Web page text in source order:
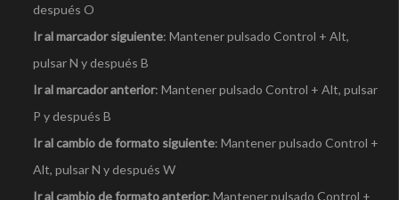
después O
Ir al marcador siguiente: Mantener pulsado Control + Alt,
pulsar N y después B
Ir al marcador anterior: Mantener pulsado Control + Alt, pulsar
P y después B
Ir al cambio de formato siguiente: Mantener pulsado Control +
Alt, pulsar N y después W
Ir al cambio de formato anterior: Mantener pulsado Control +